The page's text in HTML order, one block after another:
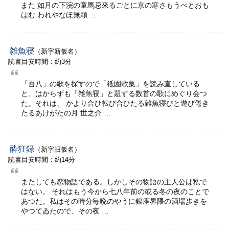
また 如月の下浣の童馬忌來るごとに京の寒さもうべとおも
はむ われやなほ無頼 …
雑魚寝 （新字新仮名）
読書目安時間：約3分
「吾八」の歌を探すので「祗園歌集」を読み直している
と、はからずも「雑魚寝」と題する数首の歌にめぐり会つ
た。それは、 かより合ひ転び合ひたる雑魚寝びと遊び倦き
たるあけがたの月 世之介 …
酔狂録 （新字旧仮名）
読書目安時間：約14分
またしても恋物語である。しかしその物語の主人公は私で
はない。 それはもう今から七八年前の或る冬の夜のことで
あつた。私はその時分毎晩のやうに銀座界隈の酒場歩きを
やつてゐたので、その夜 …